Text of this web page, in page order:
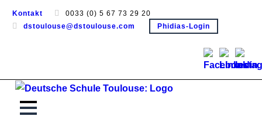
Kontakt
0033 (0) 5 67 73 29 20
dstoulouse@dstoulouse.com
Phidias-Login